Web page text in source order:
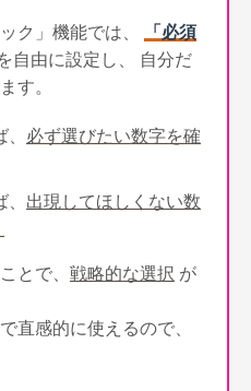
ク」機能では、
「必須
自由に設定し、 自分だ
す。
必ず選びたい数字を確
出現してほしくない数
とで、 戦略的な選択 が
直感的に使えるので、